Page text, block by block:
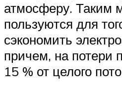
атмосферу. Таким
пользуются для
сэкономить
причем, на потери
15 % от целого